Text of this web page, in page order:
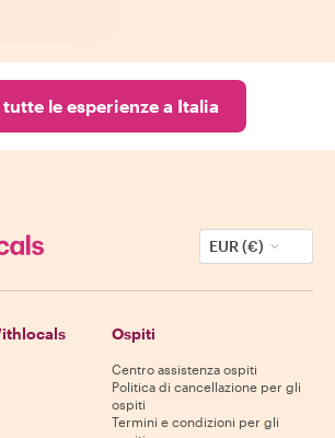
tutte le esperienze a Italia
EUR (€)
Ospiti
Centro assistenza ospiti
Politica di cancellazione per gli
ospiti
Termini e condizioni per gli